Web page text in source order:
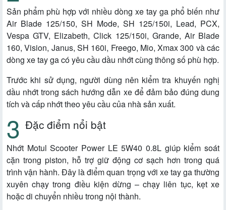
Sản phẩm phù hợp với nhiều dòng xe tay ga phổ biến như
Air Blade 125/150, SH Mode, SH 125/150i, Lead, PCX,
Vespa GTV, Elizabeth, Click 125/150i, Grande, Air Blade
160, Vision, Janus, SH 160i, Freego, Mio, Xmax 300 và các
dòng xe tay ga có yêu cầu dầu nhớt cùng thông số phù hợp.
Trước khi sử dụng, người dùng nên kiểm tra khuyến nghị
dầu nhớt trong sách hướng dẫn xe để đảm bảo đúng dung
tích và cấp nhớt theo yêu cầu của nhà sản xuất.
Đặc điểm nổi bật
Nhớt Motul Scooter Power LE 5W40 0.8L giúp kiểm soát
cặn trong piston, hỗ trợ giữ động cơ sạch hơn trong quá
trình vận hành. Đây là điểm quan trọng với xe tay ga thường
xuyên chạy trong điều kiện dừng – chạy liên tục, kẹt xe
hoặc di chuyển nhiều trong nội thành.